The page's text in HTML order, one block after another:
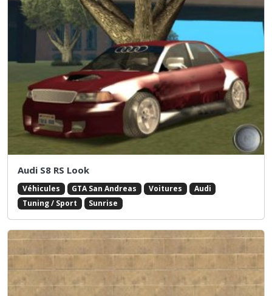
Audi S8 RS Look
Véhicules GTA San Andreas Voitures
Audi
Tuning / Sport
Sunrise